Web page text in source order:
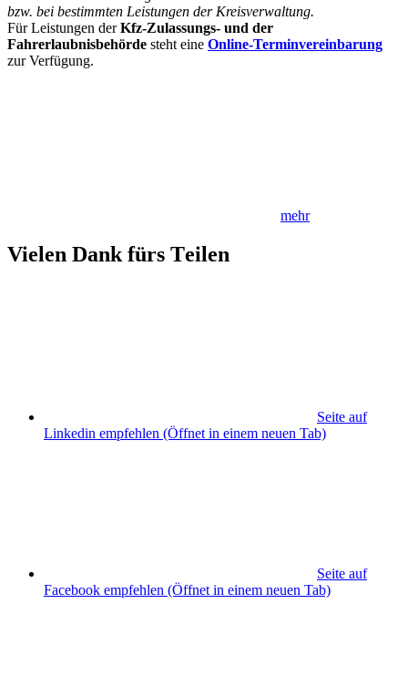
bzw. bei bestimmten Leistungen der Kreisverwaltung.
Für Leistungen derKfz-Zulassungs- und der
Fahrerlaubnisbehörde steht eine Online-Terminvereinbarung
zur Verfügung.
mehr
Vielen Dank fürs Teilen
Seite auf
Linkedin empfehlen (Öffnet in einem neuen Tab)
Seite auf
Facebook empfehlen (Öffnet in einem neuen Tab)